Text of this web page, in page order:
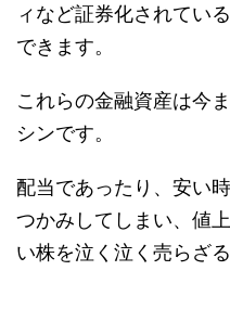
ィなど証券化されてい
できます。
これらの金融資産は今
シンです。
配当であったり、安い
つかみしてしまい、値
い株を泣く泣く売らざ